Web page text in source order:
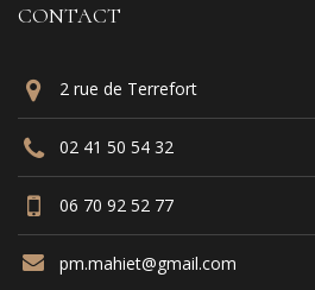
CONTACT
2 rue de Terrefort
02 41 50 54 32
06 70 92 52 77
pm.mahiet@gmail.com